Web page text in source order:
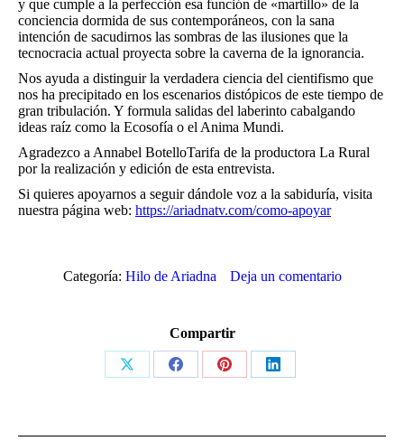
y que cumple a la perfección esa función de «martillo» de la
conciencia dormida de sus contemporáneos, con la sana
intención de sacudirnos las sombras de las ilusiones que la
tecnocracia actual proyecta sobre la caverna de la ignorancia.
Nos ayuda a distinguir la verdadera ciencia del cientifismo que
nos ha precipitado en los escenarios distópicos de este tiempo de
gran tribulación. Y formula salidas del laberinto cabalgando
ideas raíz como la Ecosofía o el Anima Mundi.
Agradezco a Annabel BotelloTarifa de la productora La Rural
por la realización y edición de esta entrevista.
Si quieres apoyarnos a seguir dándole voz a la sabiduría, visita
nuestra página web: https://ariadnatv.com/como-apoyar
Categoría: Hilo de Ariadna Deja un comentario
Compartir
Share
Share
Share
Share